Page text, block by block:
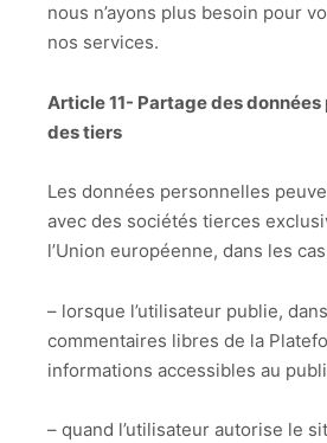
nous n’ayons plus besoin pour
nos services.
Article 11- Partage des
des tiers
Les données personnelles
avec des sociétés tierces
l’Union européenne, dans les
– lorsque l’utilisateur publie,
commentaires libres de la
informations accessibles au
– quand l’utilisateur autorise le